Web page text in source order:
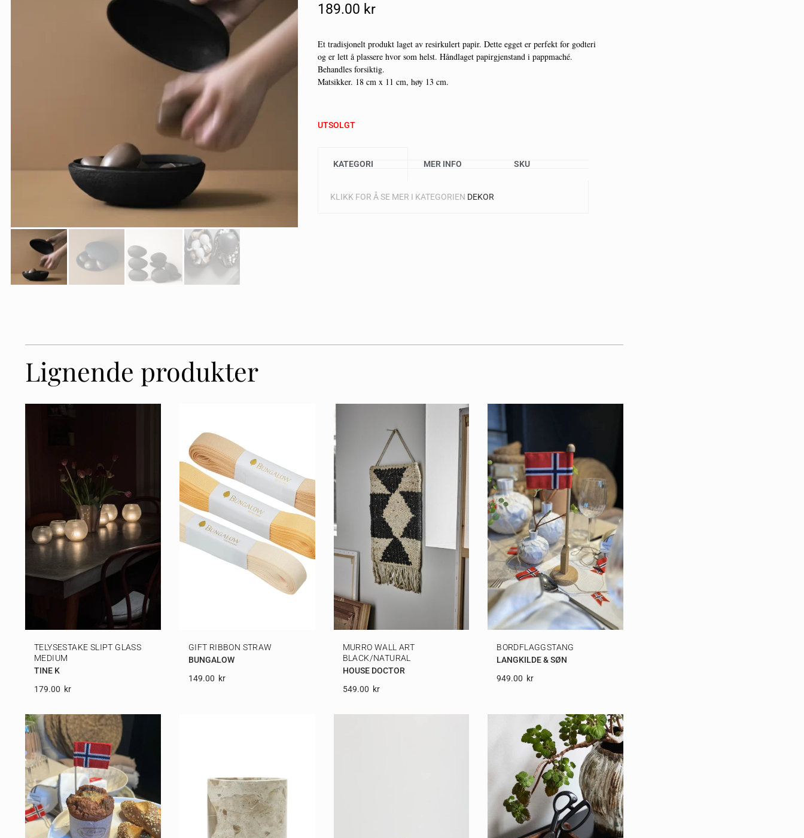
189.00 Kr
Et tradisjonelt produkt laget av resirkulert papir. Dette egget er perfekt for godteri
og er lett å plassere hvor som helst. Håndlaget papirgjenstand i pappmaché.
Behandles forsiktig.
Matsikker. 18 cm x 11 cm, høy 13 cm.
UTSOLGT
KATEGORI MER INFO SKU
KLIKK FOR Å SE MER I KATEGORIEN DEKOR
Lignende produkter
TELYSESTAKE SLIPT GLASS
MEDIUM
TINE K
179.00 Kr
GIFT RIBBON STRAW
BUNGALOW
149.00 Kr
MURRO WALL ART
BLACK/NATURAL
HOUSE DOCTOR
549.00 Kr
BORDFLAGGSTANG
LANGKILDE & SØN
949.00 Kr